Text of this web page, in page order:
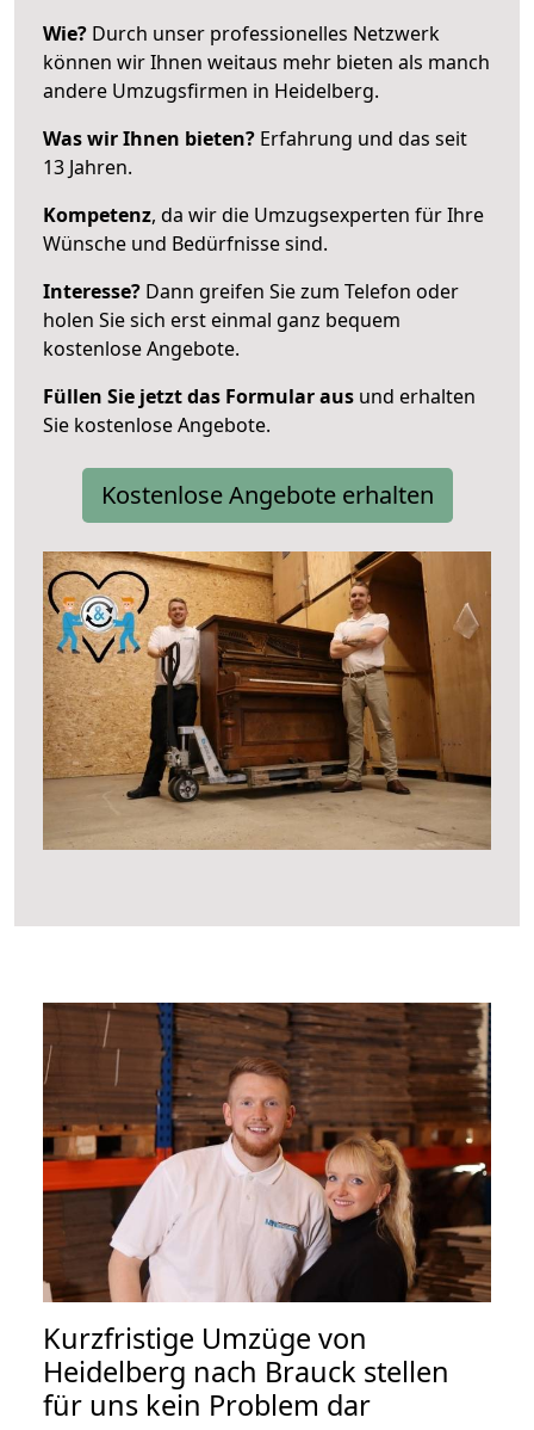
Wie? Durch unser professionelles Netzwerk
können wir Ihnen weitaus mehr bieten als manch
andere Umzugsfirmen in Heidelberg.
Was wir Ihnen bieten? Erfahrung und das seit
13 Jahren.
Kompetenz, da wir die Umzugsexperten für Ihre
Wünsche und Bedürfnisse sind.
Interesse? Dann greifen Sie zum Telefon oder
holen Sie sich erst einmal ganz bequem
kostenlose Angebote.
Füllen Sie jetzt das Formular aus und erhalten
Sie kostenlose Angebote.
Kostenlose Angebote erhalten
Kurzfristige Umzüge von
Heidelberg nach Brauck stellen
für uns kein Problem dar